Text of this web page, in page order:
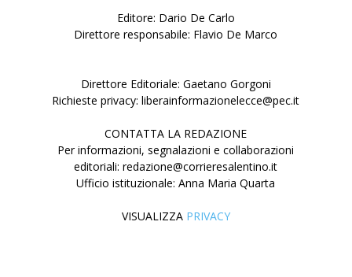
Editore: Dario De Carlo
Direttore responsabile: Flavio De Marco
Direttore Editoriale: Gaetano Gorgoni
Richieste privacy: liberainformazionelecce@pec.it
CONTATTA LA REDAZIONE
Per informazioni, segnalazioni e collaborazioni
editoriali: redazione@corrieresalentino.it
Ufficio istituzionale: Anna Maria Quarta
VISUALIZZA PRIVACY